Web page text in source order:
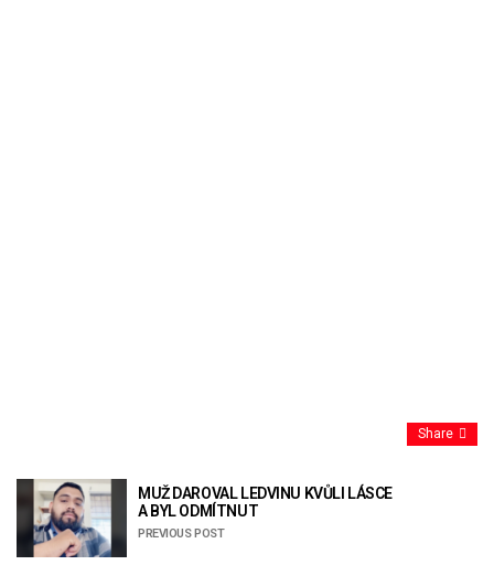
Share
MUŽ DAROVAL LEDVINU KVŮLI LÁSCE
A BYL ODMÍTNUT
PREVIOUS POST